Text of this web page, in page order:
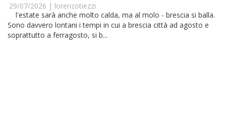
29/07/2026 | lorenzotiezzi
Sono davvero lontani i tempi in cui a brescia città ad agosto e
soprattutto a ferragosto, si b...